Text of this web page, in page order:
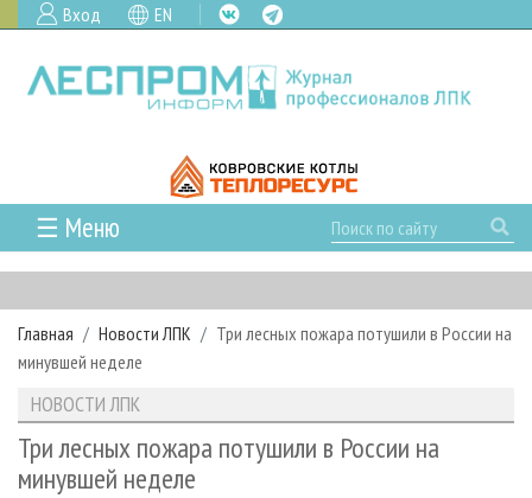
Вход EN
☰ Меню
ГЛАВНАЯ
РУБРИКИ И ТЕМЫ
РУБРИКИ ЖУРНАЛА
ЛЕСОЗАГОТОВКА
ЛЕСОПИЛЕНИЕ
НОВОСТИ
НОВОСТИ ЛПК
НОВОСТИ ЖУРНАЛА
ПРОЕКТЫ ЛПИ
АНАЛИТИКА
ПРЕДПРИЯТИЯ ЛПК
АРХИВ ЖУРНАЛОВ
О ЖУРНАЛЕ
Главная Новости ЛПК
Три лесных пожара потушили в России на
минувшей неделе
НОВОСТИ ЛПК
Три лесных пожара потушили в России на
минувшей неделе